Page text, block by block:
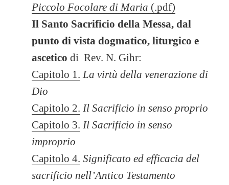
Piccolo Focolare di Maria (.pdf)
Il Santo Sacrificio della Messa,dal
punto di vista dogmatico, liturgico e
asceticodi Rev. N. Gihr:
Capitolo 1. La virtù della venerazione di
Dio
Capitolo 2. Il Sacrificio in senso proprio
Capitolo 3. Il Sacrificio in senso
improprio
Capitolo 4. Significato ed efficacia del
sacrificio nell’Antico Testamento